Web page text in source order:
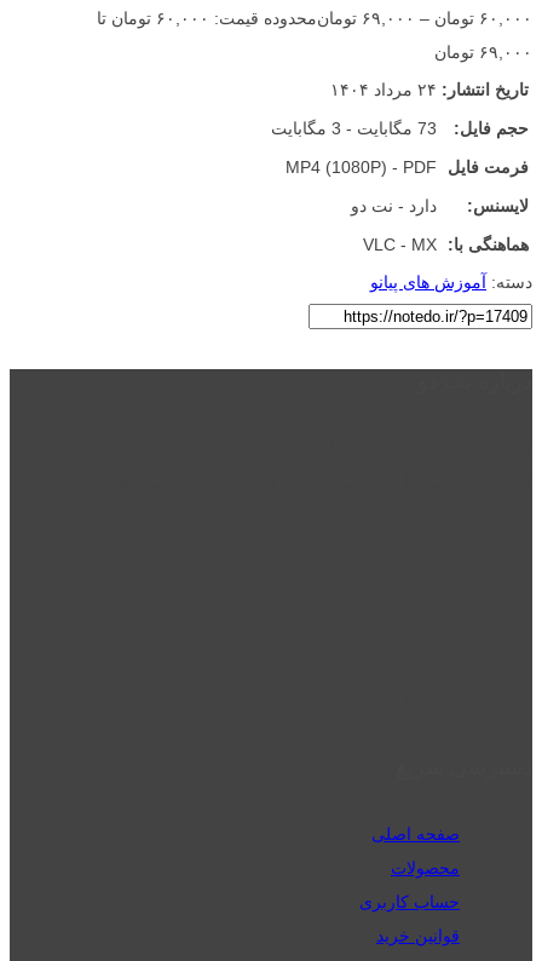
۶۰,۰۰۰ تومان – ۶۹,۰۰۰ تومان
محدوده قیمت: ۶۰,۰۰۰ تومان تا
۶۹,۰۰۰ تومان
تاریخ انتشار: ۲۴ مرداد ۱۴۰۴
حجم فایل:
73 مگابایت - 3 مگابایت
فرمت فایل
MP4 (1080P) - PDF
لایسنس:
دارد - نت دو
هماهنگی با:
VLC - MX
دسته: آموزش های پیانو
صفحه اصلی
محصولات
حساب کاربری
قوانین خرید